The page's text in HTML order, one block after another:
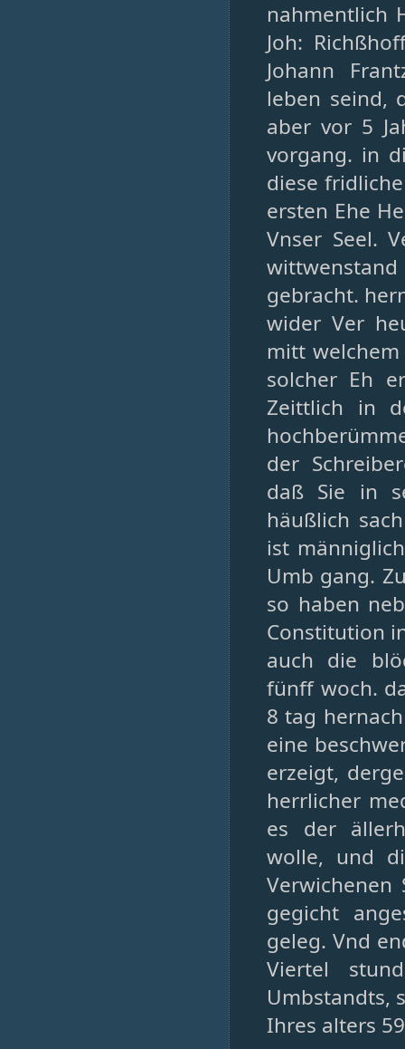
nahmentlich
Joh:
Johann
leben seind,
aber vor 5
vorgang. in
diese
ersten Ehe
Vnser Seel.
gebracht.
wider Ver
mitt welchem
solcher Eh
Zeittlich in
der
daß Sie in
häußlich
ist
Umb gang.
so haben
Constitution
auch die
fünff woch.
8 tag
eine
erzeigt,
herrlicher
es der
wolle, und
Verwichenen
gegicht
geleg. Vnd
Viertel
Umbstandts,
Ihres alters